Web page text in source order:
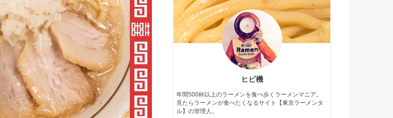
ヒビ機
年間500杯以上のラーメンを食べ歩くラーメンマニア。
見たらラーメンが食べたくなるサイト【東京ラーメンタ
ル】の管理人。